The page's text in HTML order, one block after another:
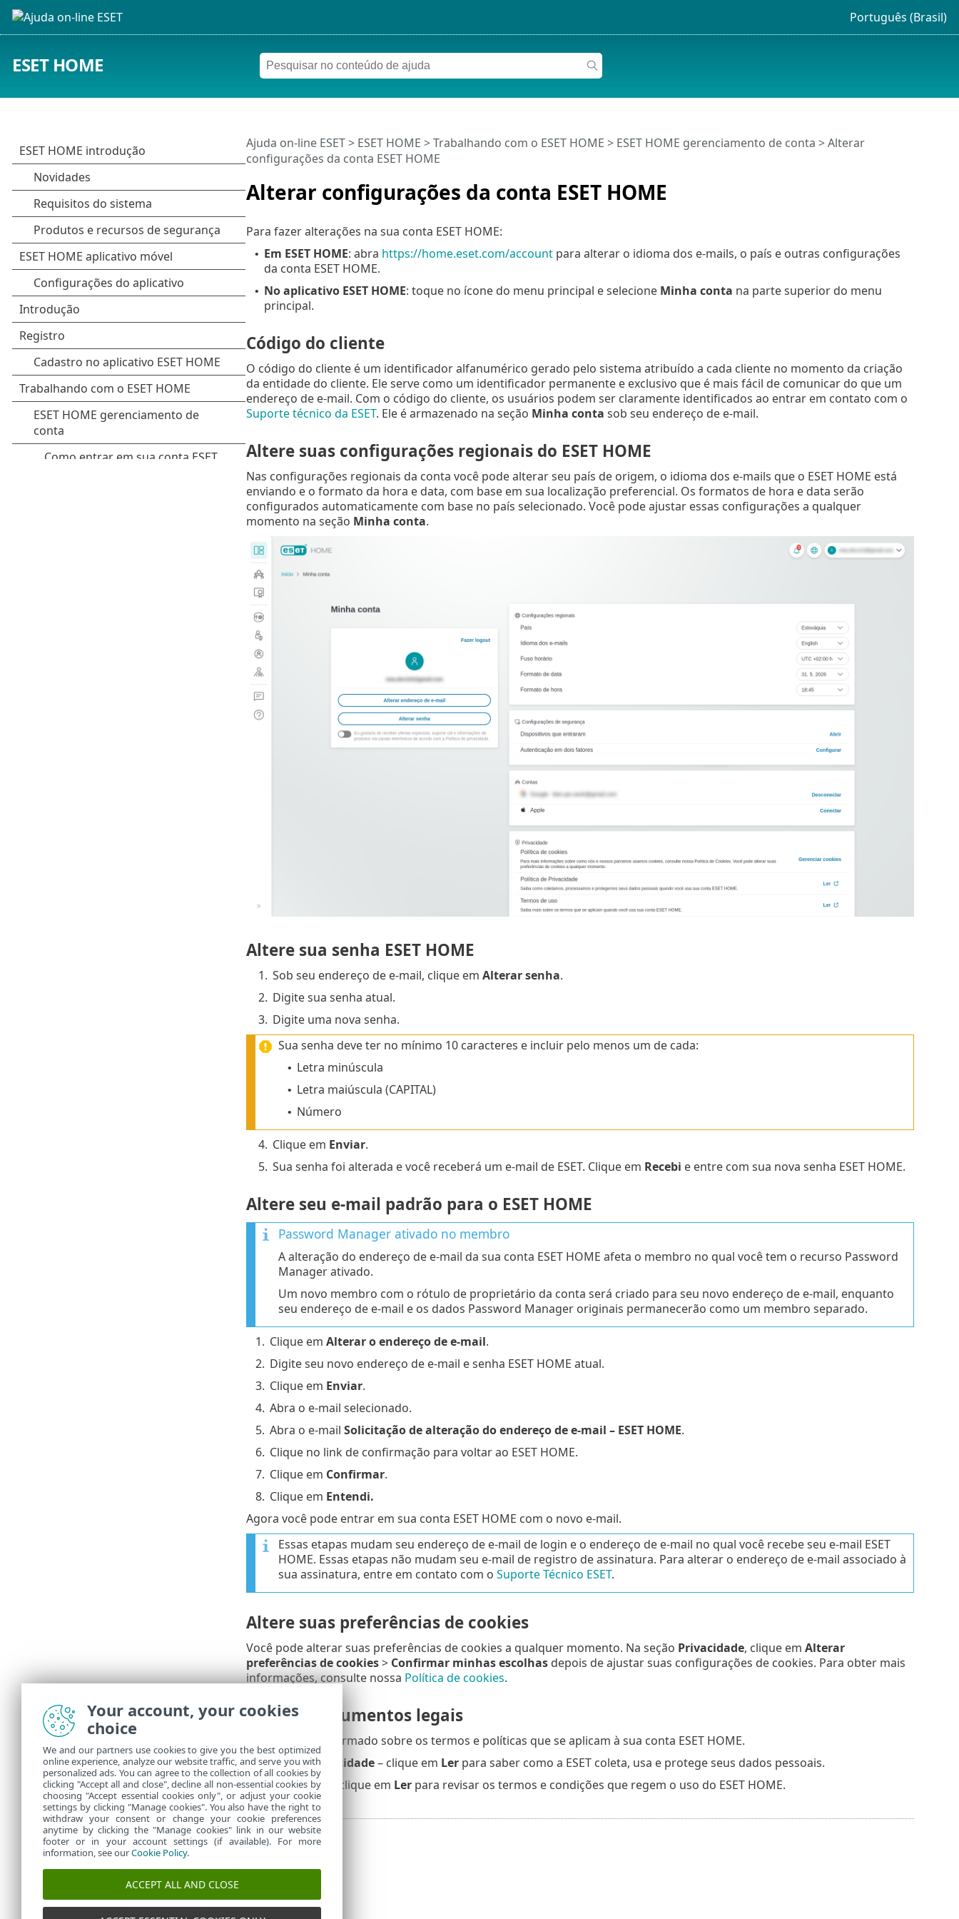
Português (Brasil)
ESET HOME
Alterar configurações da conta ESET HOME
Ajuda on-line ESET> ESET HOME >Trabalhando com o ESET HOME > ESET HOME gerenciamento de conta > Alterar
configurações da conta ESET HOME
Para fazer alterações na sua conta ESET HOME:
• Em ESET HOME: abra https://home.eset.com/accountpara alterar o idioma dos e-mails, o país e outras configurações
da conta ESET HOME.
• No aplicativo ESET HOME: toque no ícone do menu principal e selecione Minha conta na parte superior do menu
principal.
Código do cliente
O código do cliente é um identificador alfanumérico gerado pelo sistema atribuído a cada cliente no momento da criação
da entidade do cliente. Ele serve como um identificador permanente e exclusivo que é mais fácil de comunicar do que um
endereço de e-mail. Com o código do cliente, os usuários podem ser claramente identificados ao entrar em contato com o
Suporte técnico da ESET. Ele é armazenado na seção Minha conta sob seu endereço de e-mail.
Altere suas configurações regionais do ESET HOME
Nas configurações regionais da conta você pode alterar seu país de origem, o idioma dos e-mails que o ESET HOME está
enviando e o formato da hora e data, com base em sua localização preferencial. Os formatos de hora e data serão
configurados automaticamente com base no país selecionado. Você pode ajustar essas configurações a qualquer
momento na seção Minha conta.
Altere sua senha ESET HOME
1. Sob seu endereço de e-mail, clique em Alterar senha.
2. Digite sua senha atual.
3. Digite uma nova senha.
Sua senha deve ter no mínimo 10 caracteres e incluir pelo menos um de cada:
• Letra minúscula
• Letra maiúscula (CAPITAL)
• Número
4. Clique em Enviar.
5. Sua senha foi alterada e você receberá um e-mail de ESET. Clique em Recebi e entre com sua nova senha ESET HOME.
Altere seu e-mail padrão para o ESET HOME
Password Manager ativado no membro
A alteração do endereço de e-mail da sua conta ESET HOME afeta o membro no qual você tem o recurso Password
Manager ativado.
Um novo membro com o rótulo de proprietário da conta será criado para seu novo endereço de e-mail, enquanto
seu endereço de e-mail e os dados Password Manager originais permanecerão como um membro separado.
1. Clique em Alterar o endereço de e-mail.
2. Digite seu novo endereço de e-mail e senha ESET HOME atual.
3. Clique em Enviar.
4. Abra o e-mail selecionado.
5. Abra o e-mail Solicitação de alteração do endereço de e-mail – ESET HOME.
6. Clique no link de confirmação para voltar ao ESET HOME.
7. Clique em Confirmar.
8. Clique em Entendi.
Agora você pode entrar em sua conta ESET HOME com o novo e-mail.
Essas etapas mudam seu endereço de e-mail de login e o endereço de e-mail no qual você recebe seu e-mail ESET
HOME. Essas etapas não mudam seu e-mail de registro de assinatura. Para alterar o endereço de e-mail associado à
sua assinatura, entre em contato com o Suporte Técnico ESET.
Altere suas preferências de cookies
Você pode alterar suas preferências de cookies a qualquer momento. Na seção Privacidade, clique em Alterar
preferências de cookies> Confirmar minhas escolhasdepois de ajustar suas configurações de cookies. Para obter mais
informações, consulte nossa Política de cookies.
Acessar documentos legais
Mantenha-se informado sobre os termos e políticas que se aplicam à sua conta ESET HOME.
Política de privacidade– clique em Lerpara saber como a ESET coleta, usa e protege seus dados pessoais.
Termos de uso
– clique em Lerpara revisar os termos e condições que regem o uso do ESET HOME.
Your account, your cookies
choice
We and our partners use cookies to give you the best optimized
online experience, analyze our website traffic, and serve you with
personalized ads. You can agree to the collection of all cookies by
clicking "Accept all and close", decline all non-essential cookies by
choosing "Accept essential cookies only", or adjust your cookie
settings by clicking "Manage cookies". You also have the right to
withdraw your consent or change your cookie preferences
anytime by clicking the "Manage cookies" link in our website
footer or in your account settings (if available). For more
information, see ourCookie Policy.
ACCEPT ALL AND CLOSE